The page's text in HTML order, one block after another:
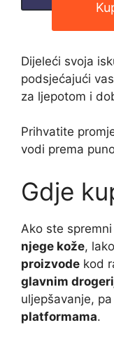
Dijeleći svoja
podsjećajući
za ljepotom i
Prihvatite
vodi prema
Gdje
Ako ste spremni
njege kože,
proizvode kod
glavnim
uljepšavanje,
platformama.